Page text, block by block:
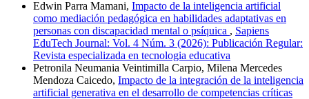
Edwin Parra Mamani, Impacto de la inteligencia artificial
como mediación pedagógica en habilidades adaptativas en
personas con discapacidad mental o psíquica , Sapiens
EduTech Journal: Vol. 4 Núm. 3 (2026): Publicación Regular:
Revista especializada en tecnologia educativa
Petronila Neumania Veintimilla Carpio, Milena Mercedes
Mendoza Caicedo, Impacto de la integración de la inteligencia
artificial generativa en el desarrollo de competencias críticas